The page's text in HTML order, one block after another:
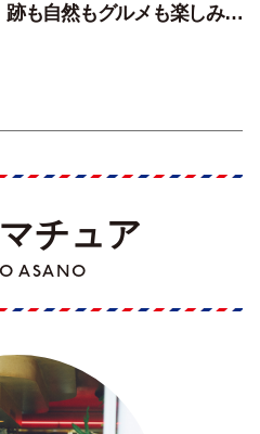
跡も自然もグルメも楽しみ尽
チュア
ASANO